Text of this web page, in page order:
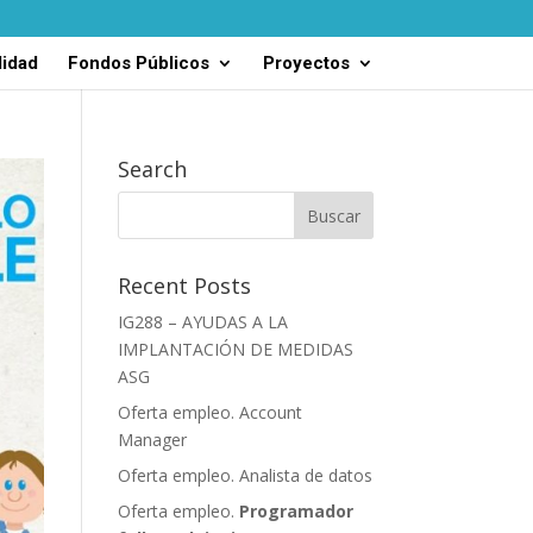
Fondos Públicos Proyectos
Search
Recent Posts
IG288 – AYUDAS A LA
IMPLANTACIÓN DE MEDIDAS
ASG
Oferta empleo. Account
Manager
Oferta empleo. Analista de datos
Oferta empleo. Programador